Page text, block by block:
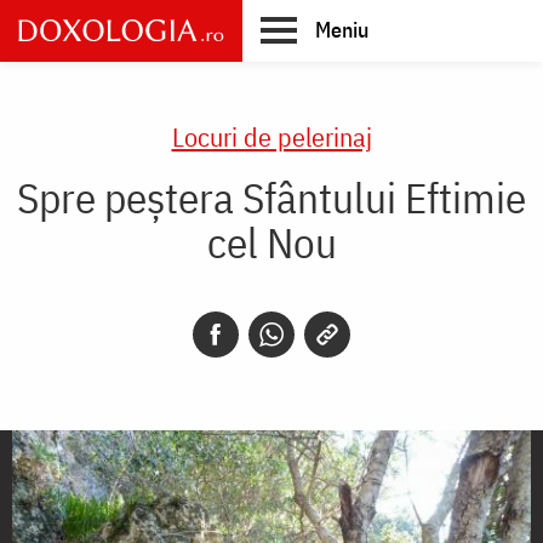
Skip
to
main
Meniu
Locuri de pelerinaj
Spre peştera Sfântului Eftimie
cel Nou